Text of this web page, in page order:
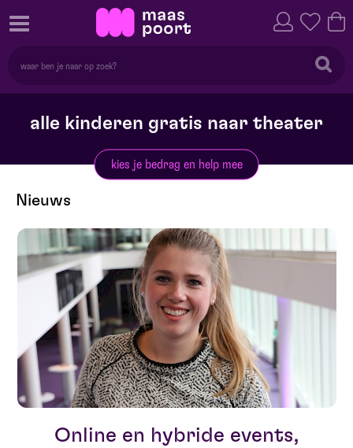
alle kinderen gratis naar theater
kies je bedrag en help mee
Nieuws
Online en hybride events,